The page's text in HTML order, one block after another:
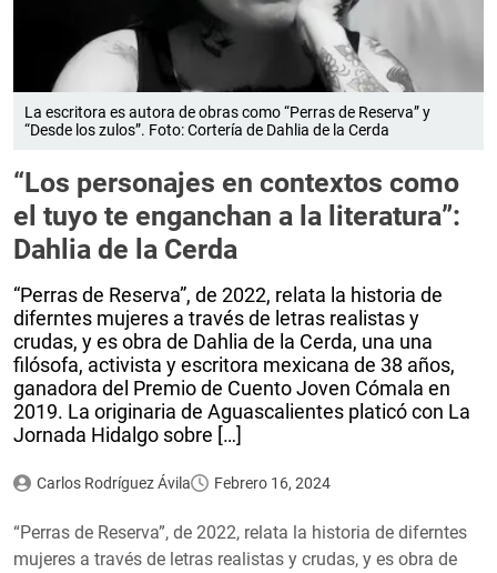
La escritora es autora de obras como “Perras de Reserva” y
“Desde los zulos”. Foto: Cortería de Dahlia de la Cerda
“Los personajes en contextos como
el tuyo te enganchan a la literatura”:
Dahlia de la Cerda
“Perras de Reserva”, de 2022, relata la historia de
diferntes mujeres a través de letras realistas y
crudas, y es obra de Dahlia de la Cerda, una una
filósofa, activista y escritora mexicana de 38 años,
ganadora del Premio de Cuento Joven Cómala en
2019. La originaria de Aguascalientes platicó con La
Jornada Hidalgo sobre […]
Carlos Rodríguez Ávila Febrero 16, 2024
“Perras de Reserva”, de 2022, relata la historia de diferntes
mujeres a través de letras realistas y crudas, y es obra de